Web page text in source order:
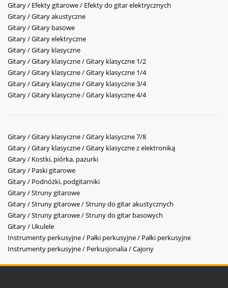
Gitary / Efekty gitarowe / Efekty do gitar elektrycznych
Gitary / Gitary akustyczne
Gitary / Gitary basowe
Gitary / Gitary elektryczne
Gitary / Gitary klasyczne
Gitary / Gitary klasyczne / Gitary klasyczne 1/2
Gitary / Gitary klasyczne / Gitary klasyczne 1/4
Gitary / Gitary klasyczne / Gitary klasyczne 3/4
Gitary / Gitary klasyczne / Gitary klasyczne 4/4
Gitary / Gitary klasyczne / Gitary klasyczne 7/8
Gitary / Gitary klasyczne / Gitary klasyczne z elektroniką
Gitary / Kostki, piórka, pazurki
Gitary / Paski gitarowe
Gitary / Podnóżki, podgitarniki
Gitary / Struny gitarowe
Gitary / Struny gitarowe / Struny do gitar akustycznych
Gitary / Struny gitarowe / Struny do gitar basowych
Gitary / Ukulele
Instrumenty perkusyjne / Pałki perkusyjne / Pałki perkusyjne
Instrumenty perkusyjne / Perkusjonalia / Cajony